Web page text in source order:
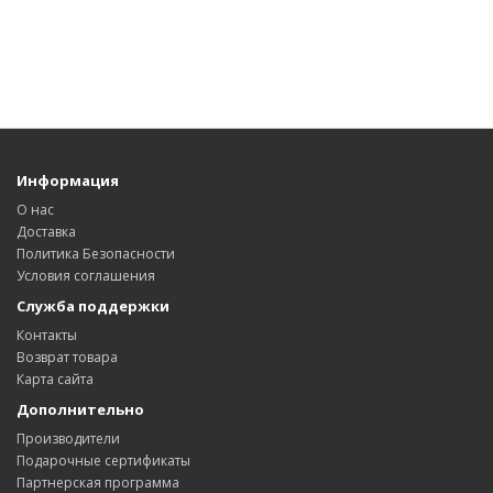
Информация
О нас
Доставка
Политика Безопасности
Условия соглашения
Служба поддержки
Контакты
Возврат товара
Карта сайта
Дополнительно
Производители
Подарочные сертификаты
Партнерская программа